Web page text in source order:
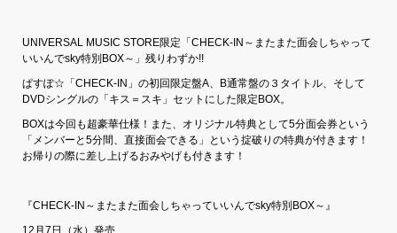
UNIVERSAL MUSIC STORE限定「CHECK-IN～またまた面会しちゃって
いいんでsky特別BOX～」残りわずか!!
ぱすぽ☆「CHECK-IN」の初回限定盤A、B通常盤の３タイトル、そして
DVDシングルの「キス＝スキ」セットにした限定BOX。
BOXは今回も超豪華仕様！また、オリジナル特典として5分面会券という
「メンバーと5分間、直接面会できる」という掟破りの特典が付きます！
お帰りの際に差し上げるおみやげも付きます！
『CHECK-IN～またまた面会しちゃっていいんでsky特別BOX～』
12月7日（水）発売